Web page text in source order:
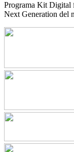
Programa Kit Digital
Next Generation del